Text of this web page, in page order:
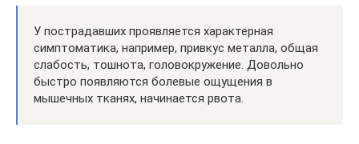
У пострадавших проявляется характерная
симптоматика, например, привкус металла, общая
слабость, тошнота, головокружение. Довольно
быстро появляются болевые ощущения в
мышечных тканях, начинается рвота.